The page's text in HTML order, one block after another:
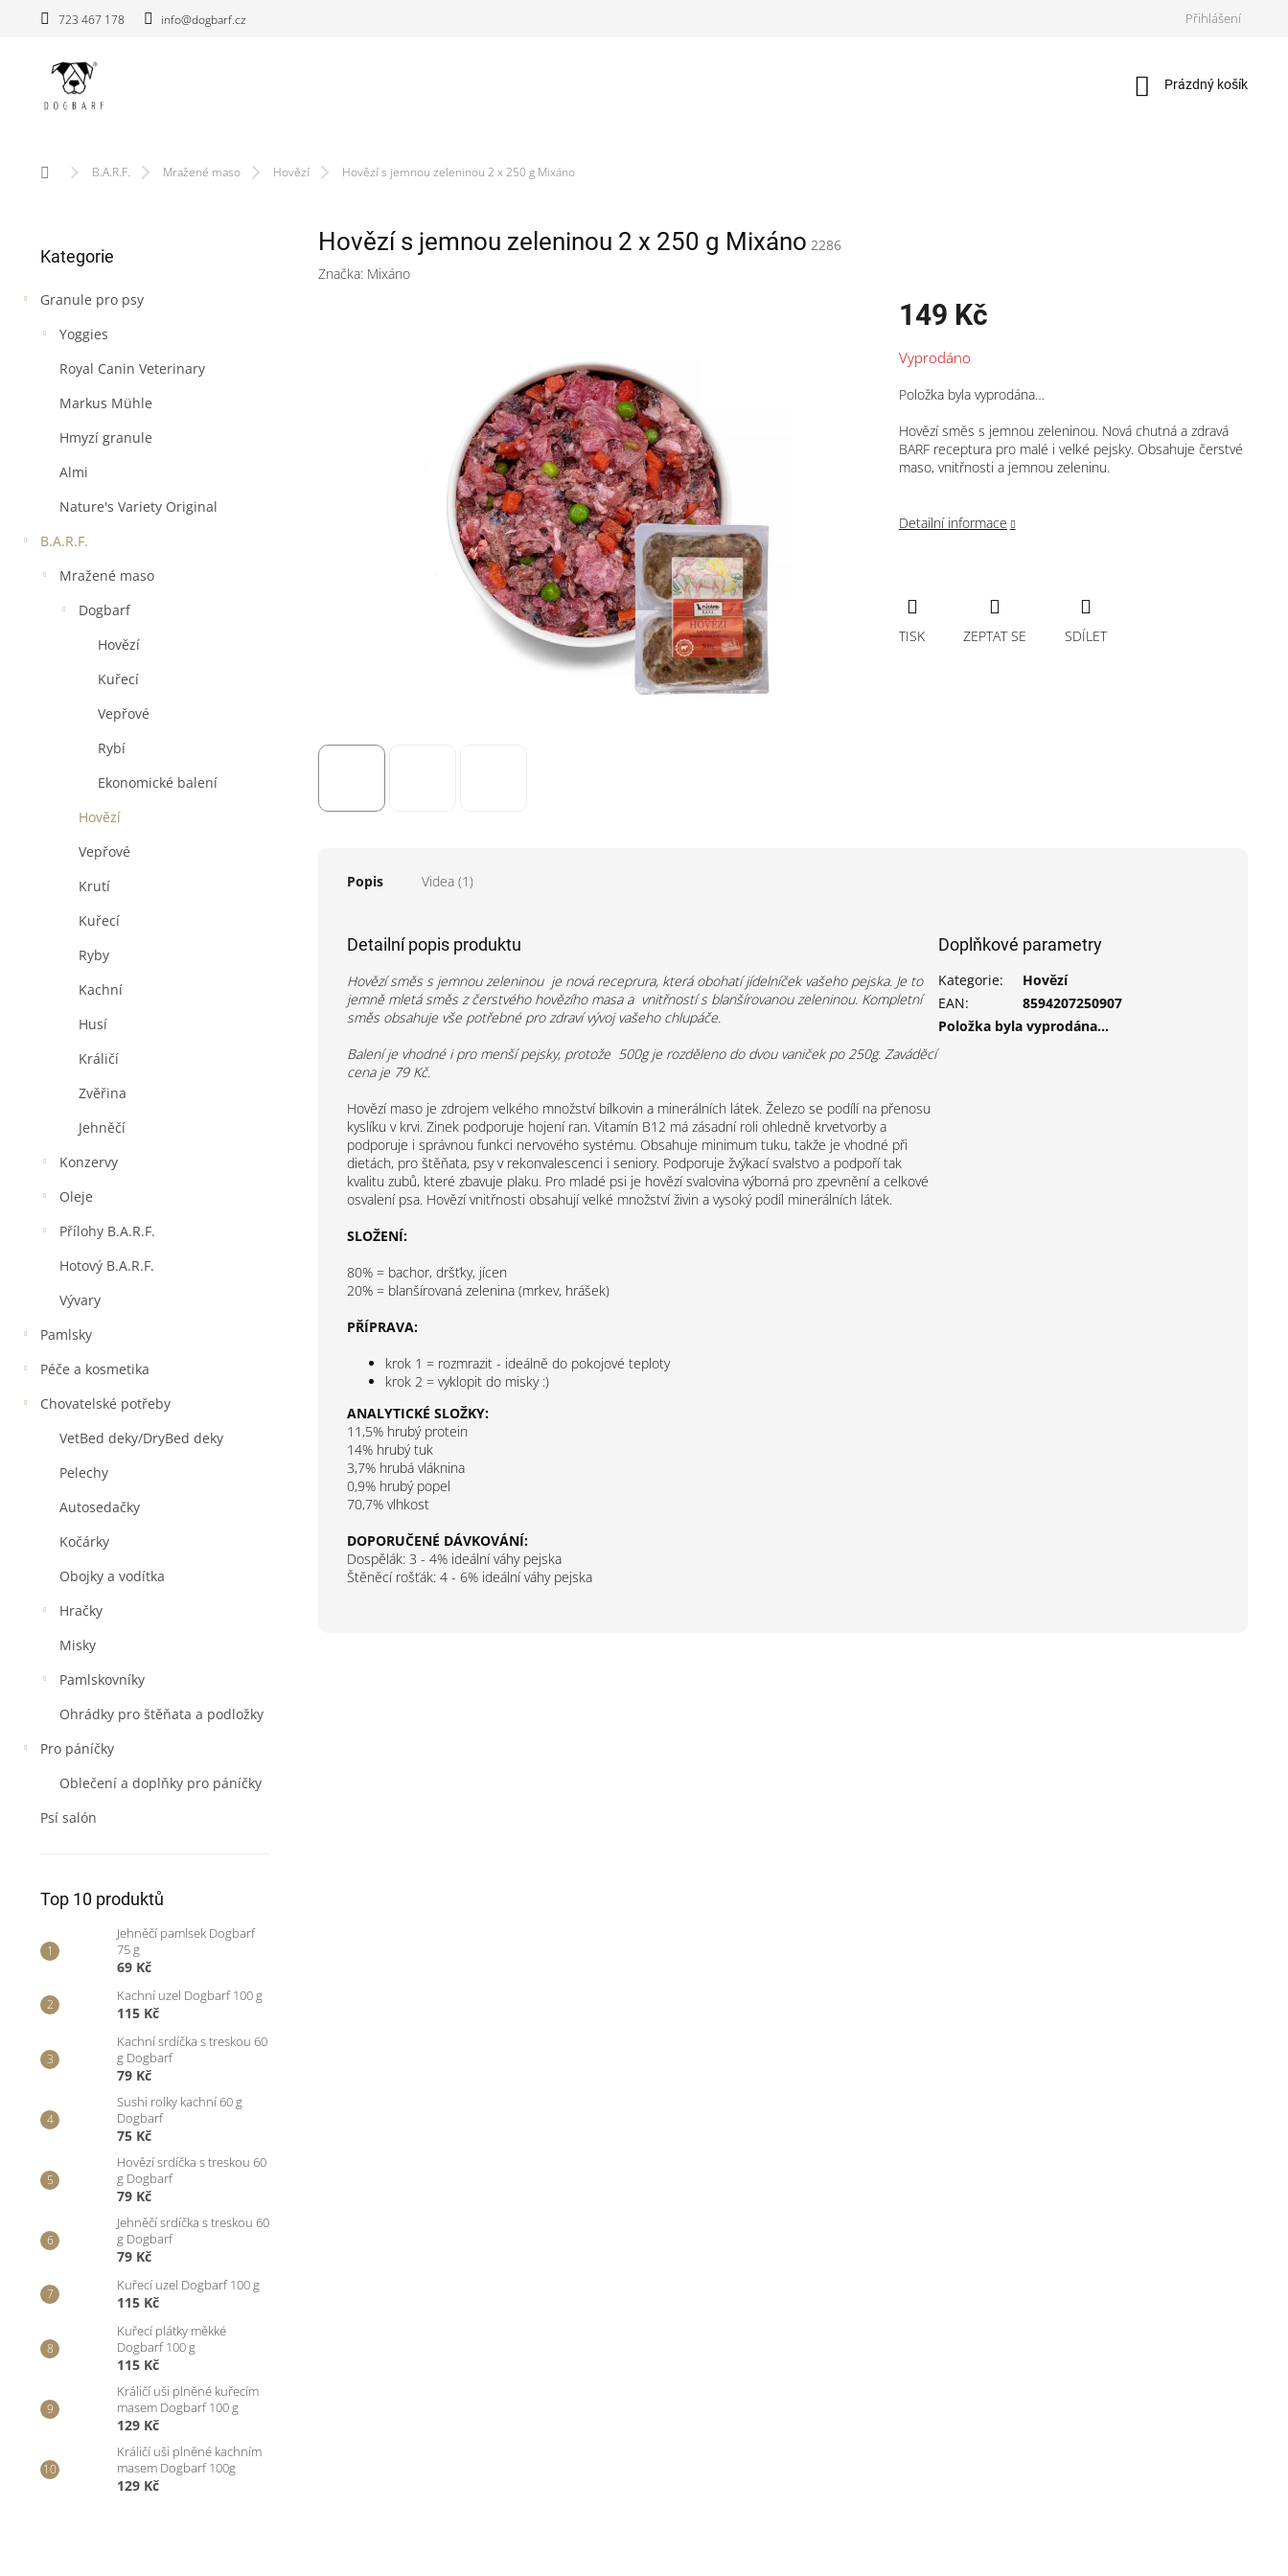
723 467 178 info@dogbarf.cz Přihlášení
Nákupní
Prázdný košík
Domů B.A.R.F. Mražené maso Hovězí Hovězí s jemnou zeleninou 2 x 250 g Mixáno
s
r
a
kategorie
Kategorie
Granule pro psy
Yoggies
Royal Canin Veterinary
Markus Mühle
Hmyzí granule
Almi
Nature's Variety Original
B.A.R.F.
Mražené maso
Dogbarf
Hovězí
Kuřecí
Vepřové
Rybí
Ekonomické balení
Hovězí
Vepřové
Krutí
Kuřecí
Ryby
Kachní
Husí
Králičí
Zvěřina
Jehněčí
Konzervy
Oleje
Přílohy B.A.R.F.
Hotový B.A.R.F.
Vývary
Pamlsky
Péče a kosmetika
Chovatelské potřeby
VetBed deky/DryBed deky
Pelechy
Autosedačky
Kočárky
Obojky a vodítka
Hračky
Misky
Pamlskovníky
Ohrádky pro štěňata a podložky
Pro páníčky
Oblečení a doplňky pro páníčky
Psí salón
Top 10 produktů
Jehněčí pamlsek Dogbarf
75 g
69 Kč
Kachní uzel Dogbarf 100 g
115 Kč
Kachní srdíčka s treskou 60
g Dogbarf
79 Kč
Sushi rolky kachní 60 g
Dogbarf
75 Kč
Hovězí srdíčka s treskou 60
g Dogbarf
79 Kč
Jehněčí srdíčka s treskou 60
g Dogbarf
79 Kč
Kuřecí uzel Dogbarf 100 g
115 Kč
Kuřecí plátky měkké
Dogbarf 100 g
115 Kč
Králičí uši plněné kuřecím
masem Dogbarf 100 g
129 Kč
Králičí uši plněné kachním
masem Dogbarf 100g
129 Kč
Hovězí s jemnou zeleninou 2 x 250 g Mixáno 2286
Značka: Mixáno
149 Kč
cena:
Vyprodáno
Položka byla vyprodána…
Hovězí směs s jemnou zeleninou. Nová chutná a zdravá
BARF receptura pro malé i velké pejsky. Obsahuje čerstvé
maso, vnitřnosti a jemnou zeleninu.
Detailní informace
TISK ZEPTAT SE SDÍLET
Popis Videa (1)
Detailní popis produktu
Hovězí směs s jemnou zeleninou je nová receprura, která obohatí jídelníček vašeho pejska. Je to
jemně mletá směs z čerstvého hovězího masa a vnitřností s blanšírovanou zeleninou. Kompletní
směs obsahuje vše potřebné pro zdraví vývoj vašeho chlupáče.
Balení je vhodné i pro menší pejsky, protože 500g je rozděleno do dvou vaniček po 250g. Zaváděcí
cena je 79 Kč.
Hovězí maso je zdrojem velkého množství bílkovin a minerálních látek. Železo se podílí na přenosu
kyslíku v krvi. Zinek podporuje hojení ran. Vitamín B12 má zásadní roli ohledně krvetvorby a
podporuje i správnou funkci nervového systému. Obsahuje minimum tuku, takže je vhodné při
dietách, pro štěňata, psy v rekonvalescenci i seniory. Podporuje žvýkací svalstvo a podpoří tak
kvalitu zubů, které zbavuje plaku. Pro mladé psi je hovězí svalovina výborná pro zpevnění a celkové
osvalení psa. Hovězí vnitřnosti obsahují velké množství živin a vysoký podíl minerálních látek.
SLOŽENÍ:
80% = bachor, dršťky, jícen
20% = blanšírovaná zelenina (mrkev, hrášek)
PŘÍPRAVA:
krok 1 = rozmrazit - ideálně do pokojové teploty
krok 2 = vyklopit do misky :)
ANALYTICKÉ SLOŽKY:
11,5% hrubý protein
14% hrubý tuk
3,7% hrubá vláknina
0,9% hrubý popel
70,7% vlhkost
DOPORUČENÉ DÁVKOVÁNÍ:
Dospělák: 3 - 4% ideální váhy pejska
Štěněcí rošťák: 4 - 6% ideální váhy pejska
Doplňkové parametry
Kategorie:
Hovězí
EAN:
8594207250907
Položka byla vyprodána…